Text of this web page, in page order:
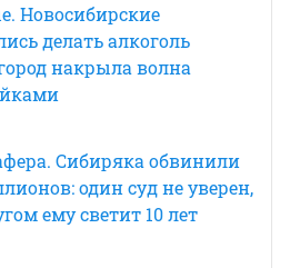
Новосибирские
делать алкоголь
накрыла волна
Сибиряка обвинили
один суд не уверен,
ему светит 10 лет